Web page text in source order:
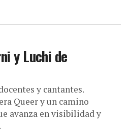
y Luchi de
y cantantes.
Queer y un camino
avanza en visibilidad y